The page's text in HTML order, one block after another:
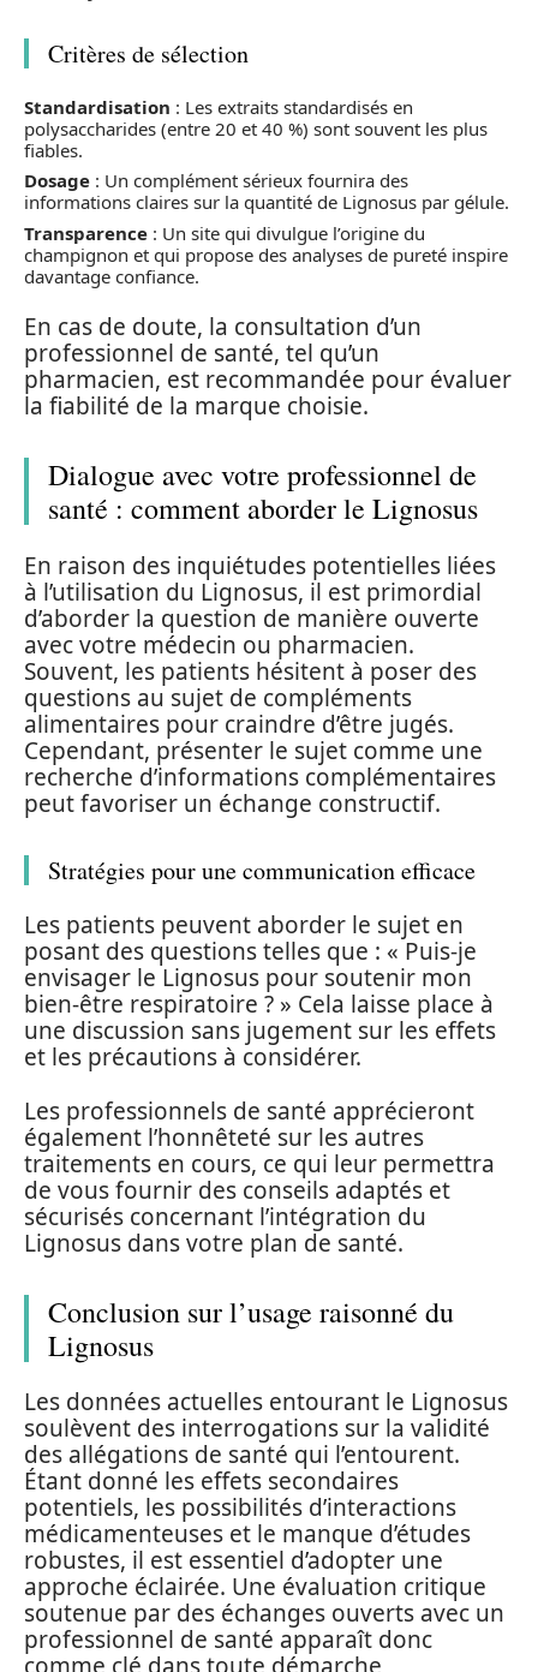
Critères de sélection
Standardisation : Les extraits standardisés en
polysaccharides (entre 20 et 40 %) sont souvent les plus
fiables.
Dosage : Un complément sérieux fournira des
informations claires sur la quantité de Lignosus par gélule.
Transparence : Un site qui divulgue l’origine du
champignon et qui propose des analyses de pureté inspire
davantage confiance.
En cas de doute, la consultation d’un
professionnel de santé, tel qu’un
pharmacien, est recommandée pour évaluer
la fiabilité de la marque choisie.
Dialogue avec votre professionnel de
santé : comment aborder le Lignosus
En raison des inquiétudes potentielles liées
à l’utilisation du Lignosus, il est primordial
d’aborder la question de manière ouverte
avec votre médecin ou pharmacien.
Souvent, les patients hésitent à poser des
questions au sujet de compléments
alimentaires pour craindre d’être jugés.
Cependant, présenter le sujet comme une
recherche d’informations complémentaires
peut favoriser un échange constructif.
Stratégies pour une communication efficace
Les patients peuvent aborder le sujet en
posant des questions telles que : « Puis-je
envisager le Lignosus pour soutenir mon
bien-être respiratoire ? » Cela laisse place à
une discussion sans jugement sur les effets
et les précautions à considérer.
Les professionnels de santé apprécieront
également l’honnêteté sur les autres
traitements en cours, ce qui leur permettra
de vous fournir des conseils adaptés et
sécurisés concernant l’intégration du
Lignosus dans votre plan de santé.
Conclusion sur l’usage raisonné du
Lignosus
Les données actuelles entourant le Lignosus
soulèvent des interrogations sur la validité
des allégations de santé qui l’entourent.
Étant donné les effets secondaires
potentiels, les possibilités d’interactions
médicamenteuses et le manque d’études
robustes, il est essentiel d’adopter une
approche éclairée. Une évaluation critique
soutenue par des échanges ouverts avec un
professionnel de santé apparaît donc